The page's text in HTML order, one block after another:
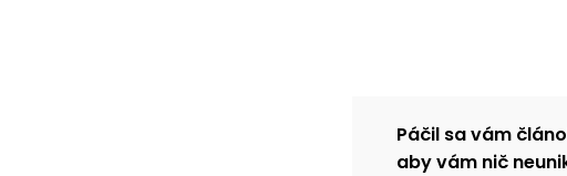
Páčil sa vám
aby vám nič